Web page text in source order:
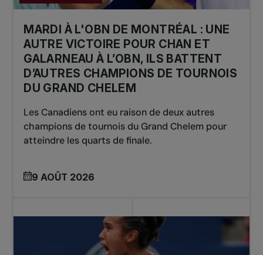
MARDI À L'OBN DE MONTRÉAL : UNE
AUTRE VICTOIRE POUR CHAN ET
GALARNEAU À L’OBN, ILS BATTENT
D’AUTRES CHAMPIONS DE TOURNOIS
DU GRAND CHELEM
Les Canadiens ont eu raison de deux autres
champions de tournois du Grand Chelem pour
atteindre les quarts de finale.
9 AOÛT 2026